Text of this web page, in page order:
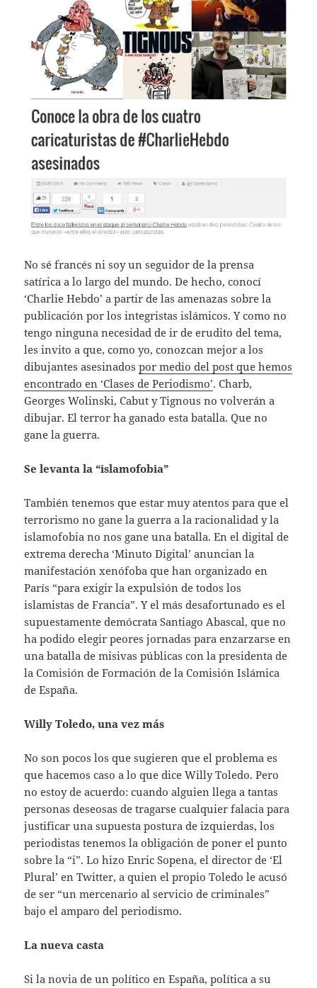
No sé francés ni soy un seguidor de la prensa
satírica a lo largo del mundo. De hecho, conocí
‘Charlie Hebdo’ a partir de las amenazas sobre la
publicación por los integristas islámicos. Y como no
tengo ninguna necesidad de ir de erudito del tema,
les invito a que, como yo, conozcan mejor a los
dibujantes asesinadospor medio del post que hemos
encontrado en ‘Clases de Periodismo’. Charb,
Georges Wolinski, Cabut y Tignous no volverán a
dibujar. El terror ha ganado esta batalla. Que no
gane la guerra.
Se levanta la “islamofobia”
También tenemos que estar muy atentos para que el
terrorismo no gane la guerra a la racionalidad y la
islamofobia no nos gane una batalla. En el digital de
extrema derecha ‘Minuto Digital’ anuncian la
manifestación xenófoba que han organizado en
París “para exigir la expulsión de todos los
islamistas de Francia”. Y el más desafortunado es el
supuestamente demócrata Santiago Abascal, que no
ha podido elegir peores jornadas para enzarzarse en
una batalla de misivas públicas con la presidenta de
la Comisión de Formación de la Comisión Islámica
de España.
Willy Toledo, una vez más
No son pocos los que sugieren que el problema es
que hacemos caso a lo que dice Willy Toledo. Pero
no estoy de acuerdo: cuando alguien llega a tantas
personas deseosas de tragarse cualquier falacia para
justificar una supuesta postura de izquierdas, los
periodistas tenemos la obligación de poner el punto
sobre la “i”. Lo hizo Enric Sopena, el director de ‘El
Plural’ en Twitter, a quien el propio Toledo le acusó
de ser “un mercenario al servicio de criminales”
bajo el amparo del periodismo.
La nueva casta
Si la novia de un político en España, política a su